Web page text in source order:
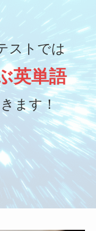
ストでは
英単語
ます！